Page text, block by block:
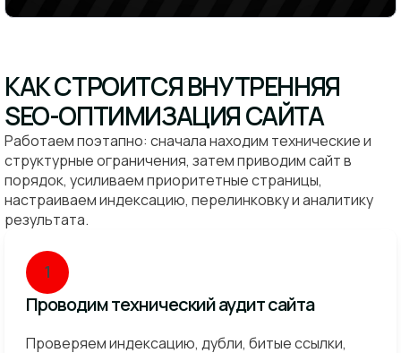
КАК СТРОИТСЯ ВНУТРЕННЯЯ
SEO-ОПТИМИЗАЦИЯ САЙТА
Работаем поэтапно: сначала находим технические и
структурные ограничения, затем приводим сайт в
порядок, усиливаем приоритетные страницы,
настраиваем индексацию, перелинковку и аналитику
результата.
1
Проводим технический аудит сайта
Проверяем индексацию, дубли, битые ссылки,